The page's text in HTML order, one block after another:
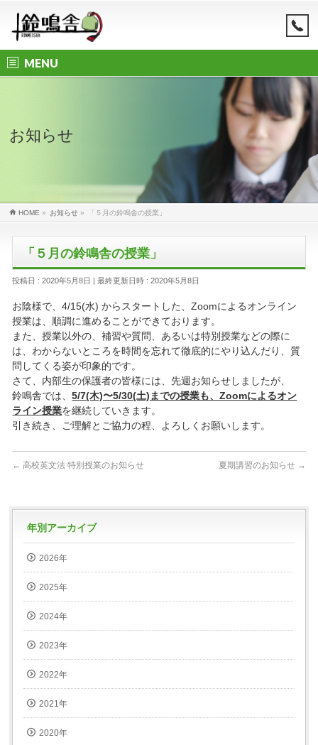
MENU
お知らせ
HOME » お知らせ » 「５月の鈴鳴舎の授業」
「５月の鈴鳴舎の授業」
投稿日 : 2020年5月8日 最終更新日時 : 2020年5月8日
お陰様で、4/15(水) からスタートした、Zoomによるオンライン
授業は、順調に進めることができております。
また、授業以外の、補習や質問、あるいは特別授業などの際に
は、わからないところを時間を忘れて徹底的にやり込んだり、質
問してくる姿が印象的です。
さて、内部生の保護者の皆様には、先週お知らせしましたが、
鈴鳴舎では、5/7(木)〜5/30(土)までの授業も、Zoomによるオン
ライン授業を継続していきます。
引き続き、ご理解とご協力の程、よろしくお願いします。
← 高校英文法 特別授業のお知らせ 夏期講習のお知らせ →
年別アーカイブ
2026年
2025年
2024年
2023年
2022年
2021年
2020年